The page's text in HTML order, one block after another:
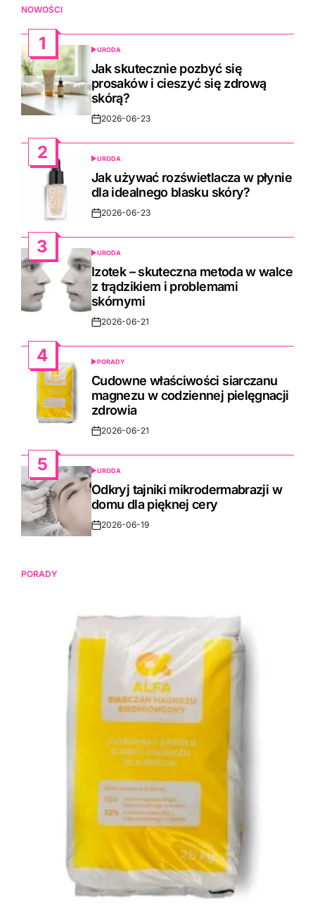
NOWOŚCI
1
POSTED
IN
URODA
Jak skutecznie pozbyć się
prosaków i cieszyć się zdrową
skórą?
Post2026-06-23
2
POSTED
IN
URODA
Jak używać rozświetlacza w płynie
dla idealnego blasku skóry?
Post2026-06-23
3
POSTED
IN
URODA
Izotek – skuteczna metoda w walce
z trądzikiem i problemami
skórnymi
Post2026-06-21
4
POSTED
IN
PORADY
Cudowne właściwości siarczanu
magnezu w codziennej pielęgnacji
zdrowia
Post2026-06-21
5
POSTED
IN
URODA
Odkryj tajniki mikrodermabrazji w
domu dla pięknej cery
Post2026-06-19
PORADY